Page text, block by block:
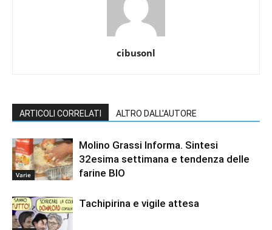
cibusonl
ARTICOLI CORRELATI ALTRO DALL'AUTORE
Varie
Molino Grassi Informa. Sintesi
32esima settimana e tendenza delle
farine BIO
Tachipirina e vigile attesa